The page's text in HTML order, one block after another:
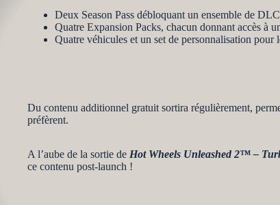
Deux Season Pass débloquant un ensemble de
Quatre Expansion Packs, chacun donnant accès à
Quatre véhicules et un set de personnalisation pour
Du contenu additionnel gratuit sortira régulièrement,
préfèrent.
A l’aube de la sortie de Hot Wheels Unleashed 2™ –
ce contenu post-launch !